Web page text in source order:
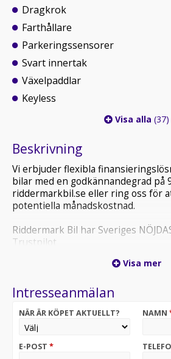
Dragkrok
Farthållare
Parkeringssensorer
Svart innertak
Växelpaddlar
Keyless
Visa alla (37)
Beskrivning
Vi erbjuder flexibla
bilar med en godkännandegrad på
riddermarkbil.se eller ring oss för
potentiella månadskostnad.
Riddermark Bil har Sveriges
Trustpilot
hemleverans i hela Sverige!*
Varmt välkommen till våran
308 SW GT kombinerar effektiv
balanserad väghållning. Snabb
Visa mer
Intresseanmälan
NÄR ÄR KÖPET AKTUELLT? NAMN
E-POST *